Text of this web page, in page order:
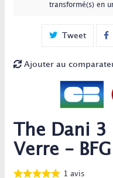
transformé(s) en
Tweet
Ajouter au
The Dani
Verre - BFG
1 avis